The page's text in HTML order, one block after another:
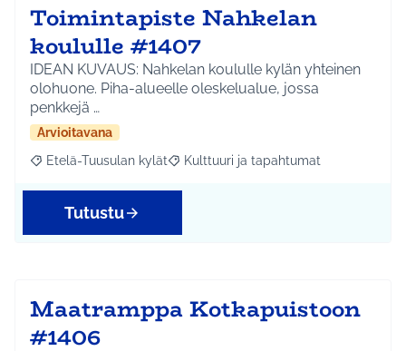
Toimintapiste Nahkelan
koululle #1407
IDEAN KUVAUS: Nahkelan koululle kylän yhteinen
olohuone. Piha-alueelle oleskelualue, jossa
penkkejä …
Arvioitavana
Rajaa tulokset aihepiirin mukaan: Etelä-Tuusulan kylät
Etelä-Tuusulan kylät Rajaa tulokset teeman mukaan:
Kulttuuri ja tapahtumat
Tutustu
Maatramppa Kotkapuistoon
#1406